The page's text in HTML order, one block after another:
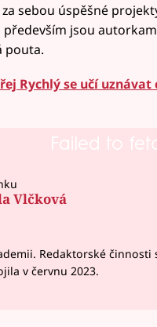
sebou úspěšné
především jsou
pouta.
Rychlý se učí uznávat
Failed to
Vlčková
Redaktorské činnosti
v červnu 2023.